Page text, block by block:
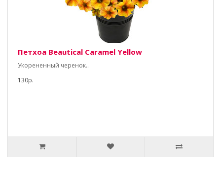
Петхоа Beautical Caramel Yellow
Укорененный черенок..
130р.